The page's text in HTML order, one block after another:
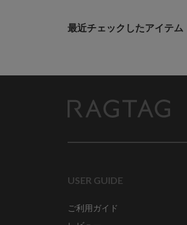
最近チェックしたアイテム
USER GUIDE
ご利用ガイド